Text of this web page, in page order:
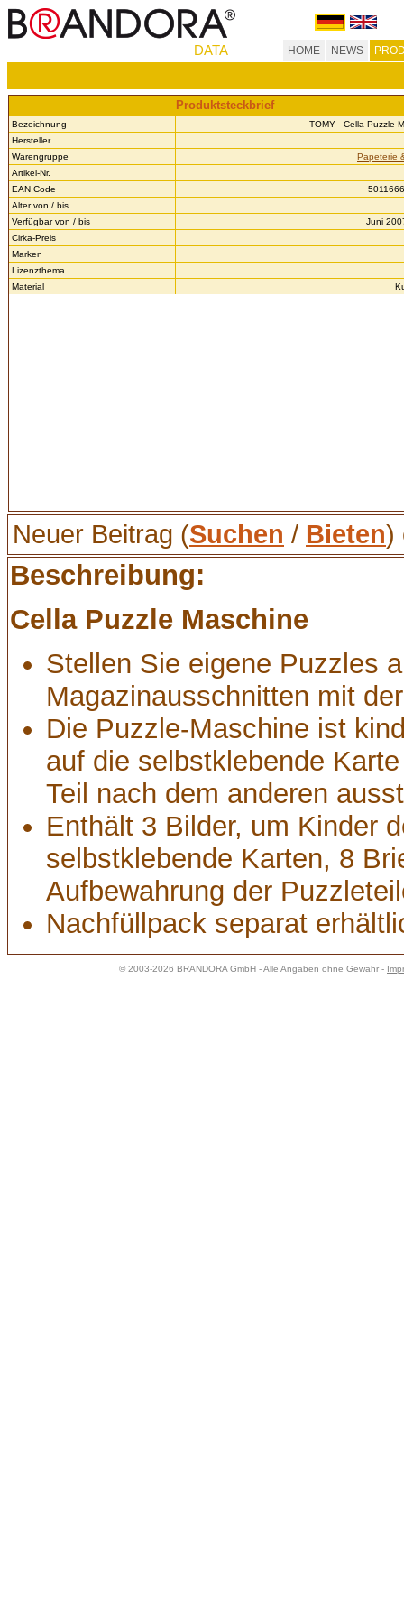
DATA HOME NEWS
Produktsteckbrief
Bezeichnung
TOMY - Cella Puzzle
Hersteller
Warengruppe
Papeterie
Artikel-Nr.
EAN Code
Alter von / bis
Verfügbar von / bis
Juni
Cirka-Preis
Marken
Lizenzthema
Material
Neuer Beitrag (Suchen / Bieten)
Beschreibung:
Cella Puzzle Maschine
Stellen Sie eigene Puzzles
Magazinausschnitten mit
Die Puzzle-Maschine ist
auf die selbstklebende
Teil nach dem anderen
Enthält 3 Bilder, um Kinder
selbstklebende Karten, 8
Aufbewahrung der
Nachfüllpack separat
© 2003-2026 BRANDORA GmbH - Alle Angaben ohne Gewähr -